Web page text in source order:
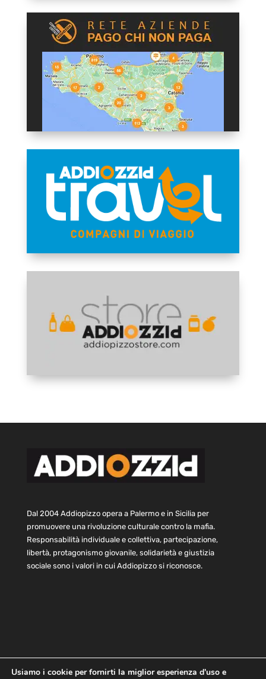
Dal 2004 Addiopizzo opera a Palermo e in Sicilia per
promuovere una rivoluzione culturale contro la mafia.
Responsabilità individuale e collettiva, partecipazione,
libertà, protagonismo giovanile, solidarietà e giustizia
sociale sono i valori in cui Addiopizzo si riconosce.
Usiamo i cookie per fornirti la miglior esperienza d'uso e